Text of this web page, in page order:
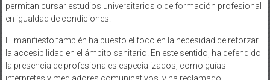
permitan cursar estudios universitarios o de formación profesional
en igualdad de condiciones.
El manifiesto también ha puesto el foco en la necesidad de reforzar
la accesibilidad en el ámbito sanitario. En este sentido, ha defendido
la presencia de profesionales especializados, como guías-
intérpretes y mediadores comunicativos, y ha reclamado